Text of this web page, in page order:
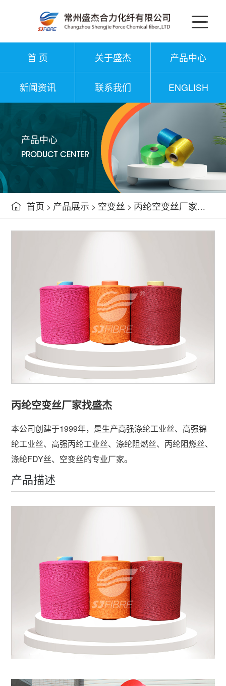
首 页 关于盛杰 产品中心
新闻资讯 联系我们 ENGLISH
产品中心
PRODUCT CENTER
 首页 > 产品展示 > 空变丝 > 丙纶空变丝厂家找盛杰
丙纶空变丝厂家找盛杰
本公司创建于1999年，是生产高强涤纶工业丝、高强锦
纶工业丝、高强丙纶工业丝、涤纶阻燃丝、丙纶阻燃丝、
涤纶FDY丝、空变丝的专业厂家。
产品描述